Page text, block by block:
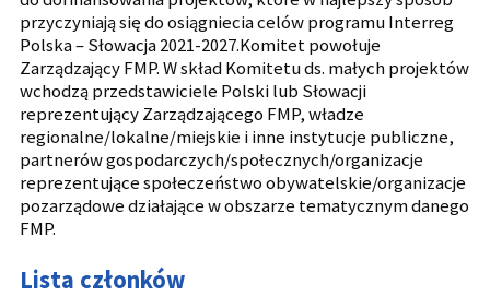
przyczyniają się do osiągniecia celów programu Interreg
Polska – Słowacja 2021-2027.Komitet powołuje
Zarządzający FMP. W skład Komitetu ds. małych projektów
wchodzą przedstawiciele Polski lub Słowacji
reprezentujący Zarządzającego FMP, władze
regionalne/lokalne/miejskie i inne instytucje publiczne,
partnerów gospodarczych/społecznych/organizacje
reprezentujące społeczeństwo obywatelskie/organizacje
pozarządowe działające w obszarze tematycznym danego
FMP.
Lista członków